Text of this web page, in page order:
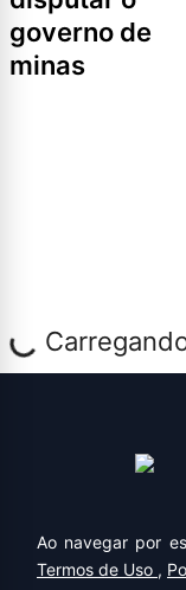
governo de
minas
Ao navegar por
Termos de Uso ,